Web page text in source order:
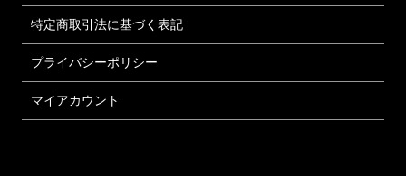
特定商取引法に基づく表記
プライバシーポリシー
マイアカウント